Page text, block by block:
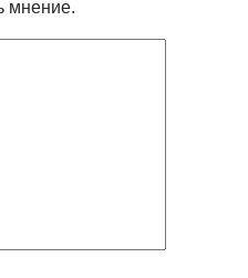
мнение.